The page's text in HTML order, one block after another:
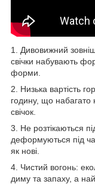
1. Дивовижний
свічки набувають
форми.
2. Низька вартість
годину, що набагато
свічок.
3. Не розтікаються
деформуються під
як нові.
4. Чистий вогонь:
диму та запаху, а